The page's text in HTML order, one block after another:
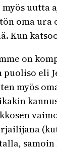
myös uutta
oma ura
Kun
on
eli
myös